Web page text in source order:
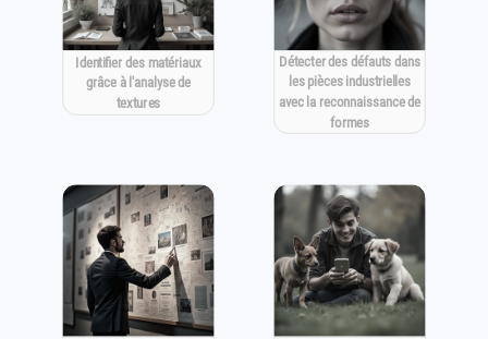
Identifier des matériaux
grâce à l'analyse de
textures
Détecter des défauts dans
les pièces industrielles
avec la reconnaissance de
formes